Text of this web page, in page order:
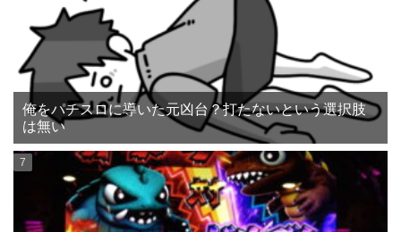
俺をパチスロに導いた元凶台？打たないという選択肢
は無い